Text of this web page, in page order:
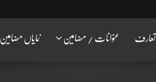
تعارف عنوانات / مضامین نمایاں مضامین